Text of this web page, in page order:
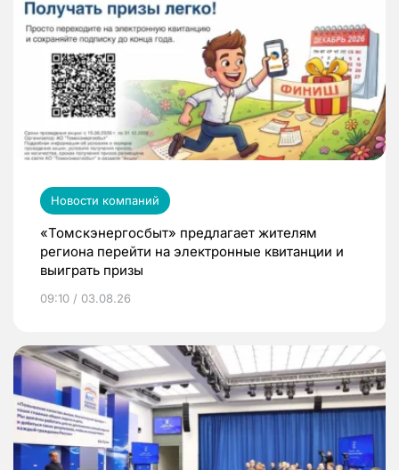
Новости компаний
«Томскэнергосбыт» предлагает жителям
региона перейти на электронные квитанции и
выиграть призы
09:10 / 03.08.26